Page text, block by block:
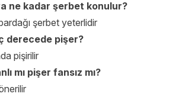
ne kadar şerbet konulur?
şerbet yeterlidir
derecede pişer?
pişirilir
mı pişer fansız mı?